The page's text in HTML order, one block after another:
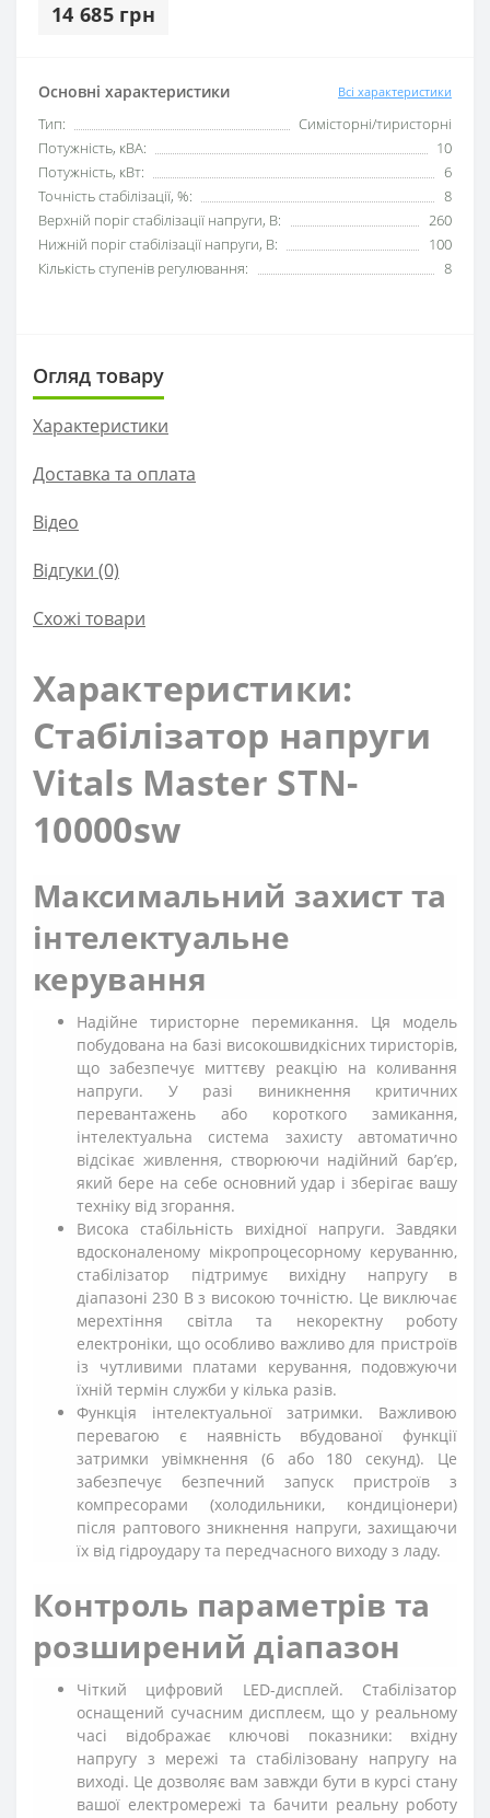
14 685 грн
Основні характеристики Всі характеристики
Тип:
Симісторні/тиристорні
Потужність, кВА:
10
Потужність, кВт:
6
Точність стабілізації, %:
8
Верхній поріг стабілізації напруги, В:
260
Нижній поріг стабілізації напруги, В:
100
Кількість ступенів регулювання:
8
Огляд товару
Характеристики
Доставка та оплата
Вiдео
Відгуки (0)
Схожі товари
Характеристики:
Стабілізатор напруги
Vitals Master STN-
10000sw
Максимальний захист та
інтелектуальне
керування
Надійне тиристорне перемикання. Ця модель
побудована на базі високошвидкісних тиристорів,
що забезпечує миттєву реакцію на коливання
напруги. У разі виникнення критичних
перевантажень або короткого замикання,
інтелектуальна система захисту автоматично
відсікає живлення, створюючи надійний барʼєр,
який бере на себе основний удар і зберігає вашу
техніку від згорання.
Висока стабільність вихідної напруги. Завдяки
вдосконаленому мікропроцесорному керуванню,
стабілізатор підтримує вихідну напругу в
діапазоні 230 В з високою точністю. Це виключає
мерехтіння світла та некоректну роботу
електроніки, що особливо важливо для пристроїв
із чутливими платами керування, подовжуючи
їхній термін служби у кілька разів.
Функція інтелектуальної затримки. Важливою
перевагою є наявність вбудованої функції
затримки увімкнення (6 або 180 секунд). Це
забезпечує безпечний запуск пристроїв з
компресорами (холодильники, кондиціонери)
після раптового зникнення напруги, захищаючи
їх від гідроудару та передчасного виходу з ладу.
Контроль параметрів та
розширений діапазон
Чіткий цифровий LED-дисплей. Стабілізатор
оснащений сучасним дисплеєм, що у реальному
часі відображає ключові показники: вхідну
напругу з мережі та стабілізовану напругу на
виході. Це дозволяє вам завжди бути в курсі стану
вашої електромережі та бачити реальну роботу